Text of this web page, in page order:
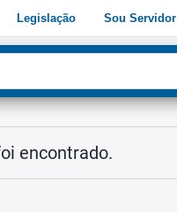
Legislação Sou Servidor
encontrado.